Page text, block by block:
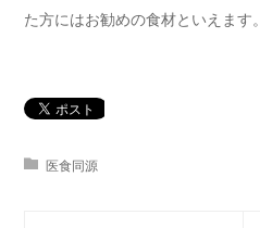
た方にはお勧めの食材といえます。
医食同源